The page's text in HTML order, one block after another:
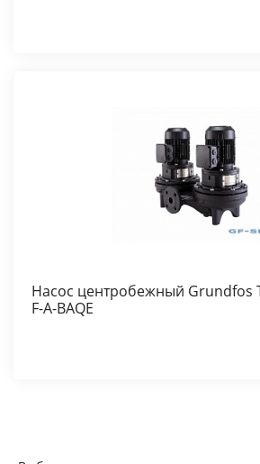
Насос центробежный Grundfos
F-A-BAQE